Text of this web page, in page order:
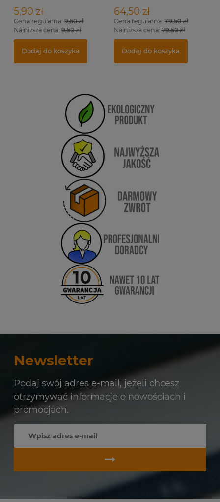
5,90 zł
Cena regularna: 9,50 zł
Najniższa cena: 9,50 zł
Dodaj do koszyka
64,50 zł
Cena regularna:79,50 zł
Najniższa cena:79,50 zł
Dodaj do koszyka
Newsletter
Podaj swój adres e-mail, jeżeli chcesz
otrzymywać informacje o nowościach i
promocjach.